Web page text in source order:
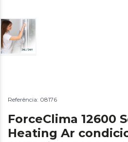
Referência: 08176
ForceClima 12600
Heating Ar